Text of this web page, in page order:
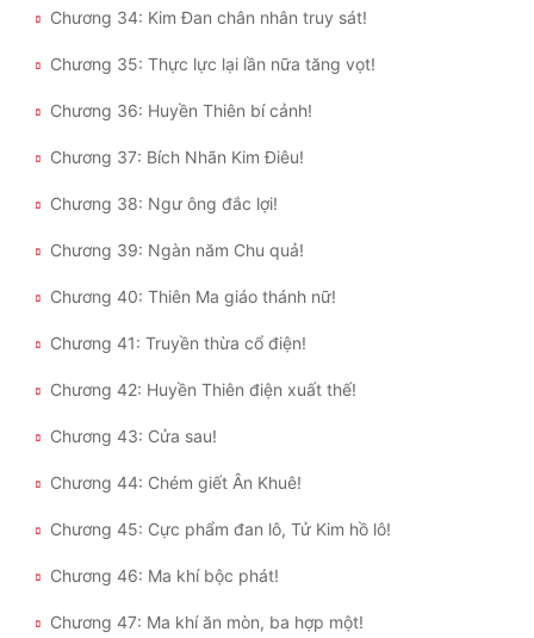
Tính Cách Nhân Vật :
Cơ Trí
Sát Phạt Quyết Đoán
Vô Sỉ
Điềm Đạm
Chương 34: Kim Đan chân nhân truy sát!
Chương 35: Thực lực lại lần nữa tăng vọt!
Chương 36: Huyền Thiên bí cảnh!
Chương 37: Bích Nhãn Kim Điêu!
Chương 38: Ngư ông đắc lợi!
Chương 39: Ngàn năm Chu quả!
Chương 40: Thiên Ma giáo thánh nữ!
Chương 41: Truyền thừa cổ điện!
Chương 42: Huyền Thiên điện xuất thế!
Chương 43: Cửa sau!
Chương 44: Chém giết Ân Khuê!
Chương 45: Cực phẩm đan lô, Tử Kim hồ lô!
Chương 46: Ma khí bộc phát!
Chương 47: Ma khí ăn mòn, ba hợp một!